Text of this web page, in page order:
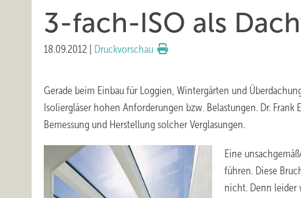
3-fach-ISO als
18.09.2012 Druckvorschau
Gerade beim Einbau für Loggien, Wintergärten und
Isoliergläser hohen Anforderungen bzw. Belastungen. Dr.
Bemessung und Herstellung solcher Verglasungen.
Eine
führen. Diese
nicht. Denn leider